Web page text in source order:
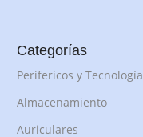
Categorías
Perifericos y Tecnología
Almacenamiento
Auriculares